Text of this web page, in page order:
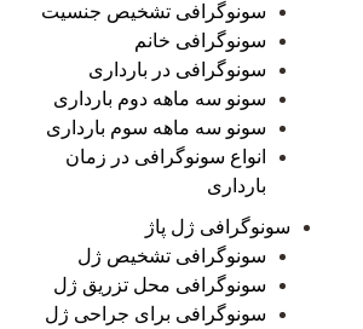
سونوگرافی تشخیص جنسیت
سونوگرافی خانم
سونوگرافی در بارداری
سونو سه ماهه دوم بارداری
سونو سه ماهه سوم بارداری
انواع سونوگرافی در زمان
بارداری
سونوگرافی ژل پاژ
سونوگرافی تشخیص ژل
سونوگرافی محل تزریق ژل
سونوگرافی برای جراحی ژل